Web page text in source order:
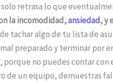
retrasa lo que
la incomodidad,ansiedad, y
tachar algo de tu lista de
preparado y terminar por
no puedes contar con
de un equipo, demuestras